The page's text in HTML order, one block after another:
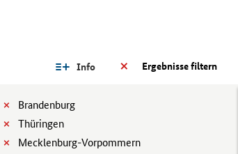
Ergebnisse filtern
Info
Brandenburg
Thüringen
Mecklenburg-Vorpommern